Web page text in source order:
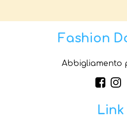
Fashion
Abbigliamento
Link